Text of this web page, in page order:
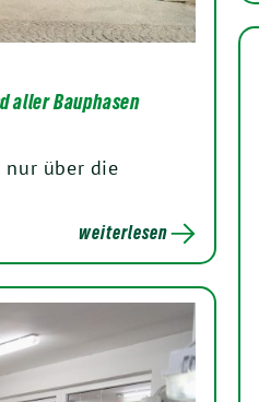
aller Bauphasen
nur über die
weiterlesen